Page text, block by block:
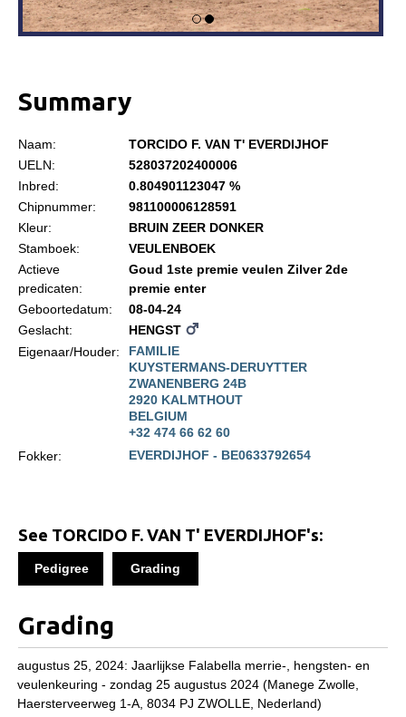
Informatie
Paardenpaspoort aanvragen
Registratie buitenlands paspoort
Animal Health Regulation
Veelgestelde vragen
Onze fokkerij
Fokkerij informatie
Fokprogramma
Predicaten
Informatie veulen registratie
Veulen registratie
EFS Database
Evenementen
Inschrijven keuring
Keuringsresultaten
Keuringsvideo's
Summary
Naam:
TORCIDO F. VAN T' EVERDIJHOF
UELN:
528037202400006
Inbred:
0.804901123047 %
Chipnummer:
981100006128591
Kleur:
BRUIN ZEER DONKER
Stamboek:
VEULENBOEK
Actieve
predicaten:
Goud 1ste premie veulen Zilver 2de
premie enter
Geboortedatum:
08-04-24
Geslacht:
HENGST
Eigenaar/Houder:
FAMILIE
KUYSTERMANS-DERUYTTER
ZWANENBERG 24B
2920 KALMTHOUT
BELGIUM
+32 474 66 62 60
Fokker:
EVERDIJHOF - BE0633792654
See TORCIDO F. VAN T' EVERDIJHOF's:
Pedigree Grading
Grading
augustus 25, 2024: Jaarlijkse Falabella merrie-, hengsten- en
veulenkeuring - zondag 25 augustus 2024 (Manege Zwolle,
Haersterveerweg 1-A, 8034 PJ ZWOLLE, Nederland)